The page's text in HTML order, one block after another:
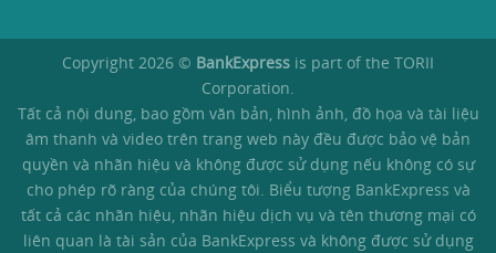
Copyright 2026 © BankExpress is part of the TORII
Corporation.
Tất cả nội dung, bao gồm văn bản, hình ảnh, đồ họa và tài liệu
âm thanh và video trên trang web này đều được bảo vệ bản
quyền và nhãn hiệu và không được sử dụng nếu không có sự
cho phép rõ ràng của chúng tôi. Biểu tượng BankExpress và
tất cả các nhãn hiệu, nhãn hiệu dịch vụ và tên thương mại có
liên quan là tài sản của BankExpress và không được sử dụng